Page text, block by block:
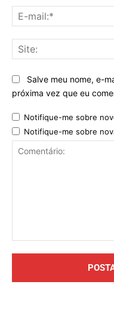
Salve meu nome, e-
próxima vez que eu
Notifique-me sobre
Notifique-me sobre